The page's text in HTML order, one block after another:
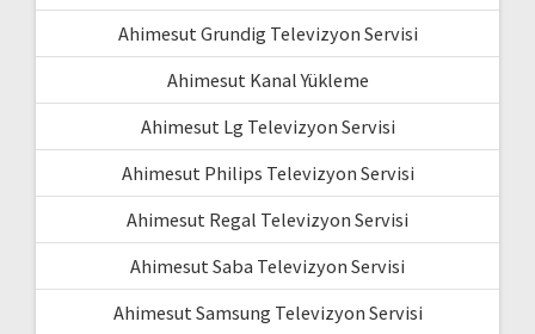
Ahimesut Grundig Televizyon Servisi
Ahimesut Kanal Yükleme
Ahimesut Lg Televizyon Servisi
Ahimesut Philips Televizyon Servisi
Ahimesut Regal Televizyon Servisi
Ahimesut Saba Televizyon Servisi
Ahimesut Samsung Televizyon Servisi